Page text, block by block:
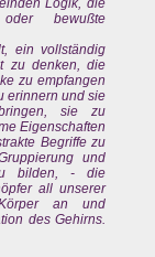
Logik, die
bewußte
ein vollständig
zu denken, die
zu empfangen
erinnern und sie
sie zu
Eigenschaften
Begriffe zu
und
bilden, - die
all unserer
an und
des Gehirns.